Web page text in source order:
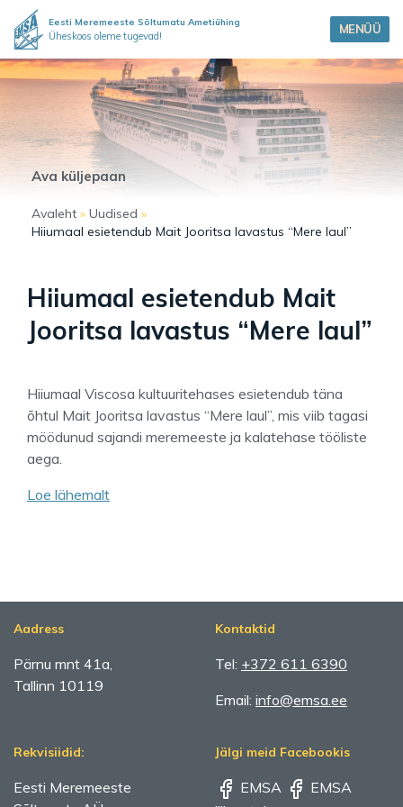
Eesti Meremeeste Sõltumatu Ametiühing
Üheskoos oleme tugevad! MENÜÜ
Ava küljepaan
Avaleht » Uudised »
Hiiumaal esietendub Mait Jooritsa lavastus “Mere laul”
Hiiumaal esietendub Mait
Jooritsa lavastus “Mere laul”
Hiiumaal Viscosa kultuuritehases esietendub täna
õhtul Mait Jooritsa lavastus “Mere laul”, mis viib tagasi
möödunud sajandi meremeeste ja kalatehase tööliste
aega.
Loe lähemalt
Aadress
Pärnu mnt 41a,
Tallinn 10119
Kontaktid
Tel: +372 611 6390
Email: info@emsa.ee
Rekvisiidid:
Eesti Meremeeste
Jälgi meid Facebookis
EMSA
EMSA